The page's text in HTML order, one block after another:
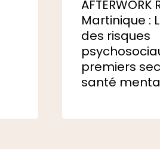
AFTERWORK
Martinique :
des risques
premiers
santé